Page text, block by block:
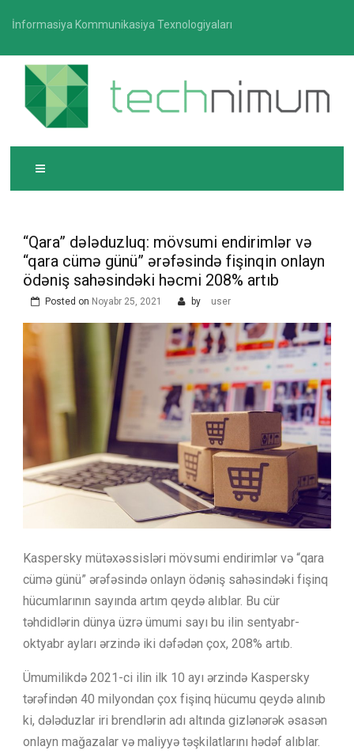
İnformasiya Kommunikasiya Texnologiyaları
TECHNIMUM
İnformasiya-kommunikasiya texnologiyaları üzrə
media platforması
“Qara” dələduzluq: mövsumi endirimlər və
“qara cümə günü” ərəfəsində fişinqin onlayn
ödəniş sahəsindəki həcmi 208% artıb
Posted on Noyabr 25, 2021 by user
Kaspersky mütəxəssisləri mövsumi endirimlər və “qara
cümə günü” ərəfəsində onlayn ödəniş sahəsindəki fişinq
hücumlarının sayında artım qeydə alıblar. Bu cür
təhdidlərin dünya üzrə ümumi sayı bu ilin sentyabr-
oktyabr ayları ərzində iki dəfədən çox, 208% artıb.
Ümumilikdə 2021-ci ilin ilk 10 ayı ərzində Kaspersky
tərəfindən 40 milyondan çox fişinq hücumu qeydə alınıb
ki, dələduzlar iri brendlərin adı altında gizlənərək əsasən
onlayn mağazalar və maliyyə təşkilatlarını hədəf alıblar.